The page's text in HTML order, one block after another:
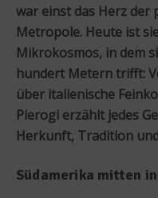
war einst das Herz der
Metropole. Heute ist
Mikrokosmos, in dem
hundert Metern trifft:
über italienische
Pierogi erzählt jedes
Herkunft, Tradition
Südamerika mitten